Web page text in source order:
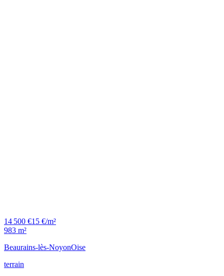
14 500 €15 €/m²
983 m²
Beaurains-lès-NoyonOise
terrain